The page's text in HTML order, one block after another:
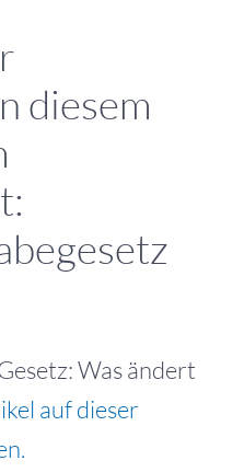
diesem
Was ändert
auf dieser